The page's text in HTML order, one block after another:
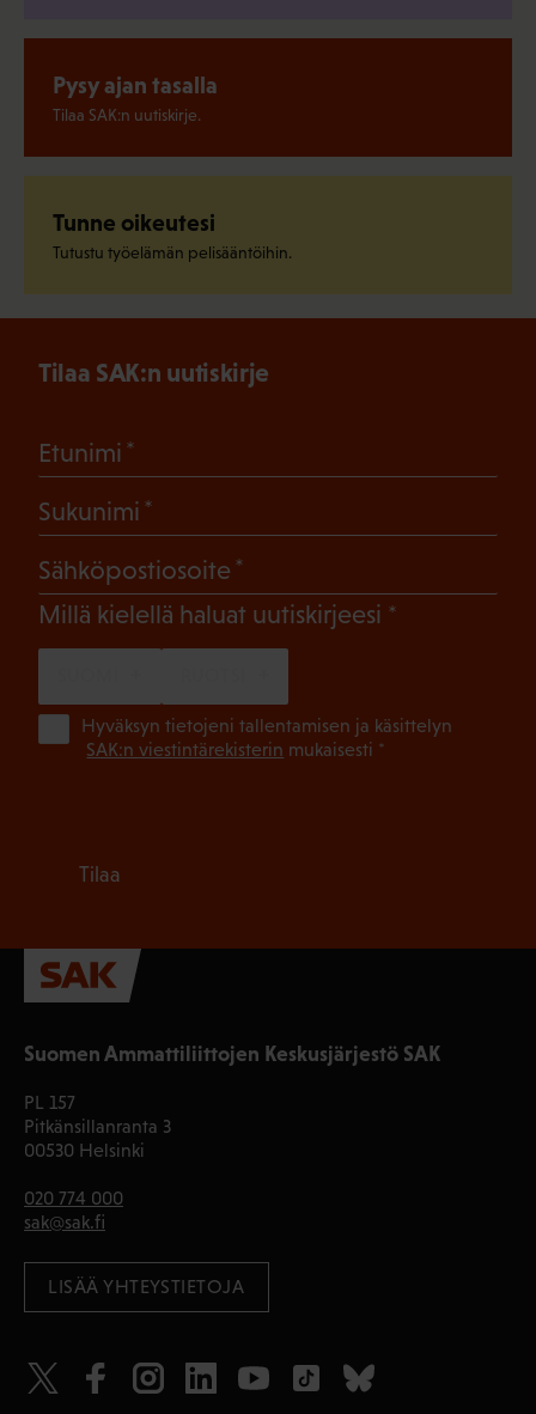
Pysy ajan tasalla
Tilaa SAK:n uutiskirje.
Tunne oikeutesi
Tutustu työelämän pelisääntöihin.
Suomen Ammattiliittojen Keskusjärjestö SAK
PL 157
Pitkänsillanranta 3
00530 Helsinki
020 774 000
sak@sak.fi
LISÄÄ YHTEYSTIETOJA
Tilaa SAK:n uutiskirje
Etunimi
Sukunimi
Sähköpostiosoite
Millä kielellä haluat uutiskirjeesi (Pakollinen)
Hyväksyn tietojeni tallentamisen ja käsittelyn
SAK:n viestintärekisterin mukaisesti *
Tilaa